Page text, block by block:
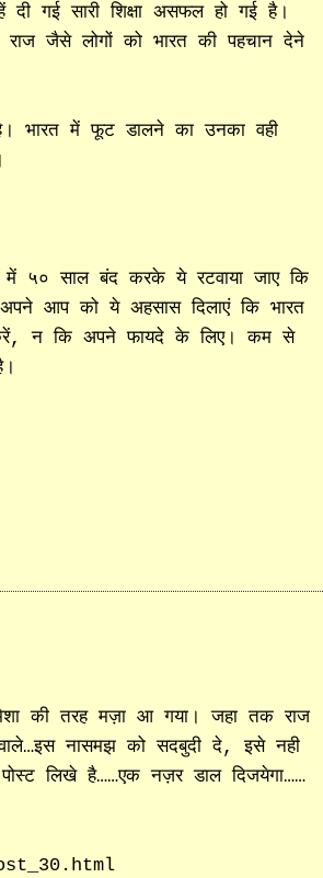
गई सारी शिक्षा असफल हो गई है।
राज जैसे लोगों को भारत की पहचान देने
भारत में फूट डालने का उनका वही
५० साल बंद करके ये रटवाया जाए कि
आप को ये अहसास दिलाएं कि भारत
न कि अपने फायदे के लिए। कम से
की तरह मज़ा आ गया। जहा तक राज
नासमझ को सदबुदी दे, इसे नही
लिखे है……एक नज़र डाल दिजयेगा……